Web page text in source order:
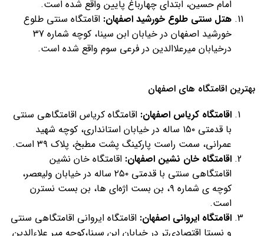
امام حسین، ابتدای چهارباغ پایین واقع شده است.
هتل سنتی طلوع خورشید اصفهان: اقامتگاه سنتی طلوع
خورشید اصفهان در خیابان ابن سینا، کوچه شماره 37
درخیابان میرعلاالدین در فرعی سوم واقع شده است.
بهترین اقامتگاه های اصفهان
اقامتگاه کریاس اصفهان: اقامتگاه کریاس اقامتگاهی سنتی
با قدمتی ۱۵۰ ساله در خیابان استانداری، کوچه شهید
عمرانی، سمت راست پارکینگ پشت مطبخ، پلاک ۳۹ است.
اقامتگاه خان نشین اصفهان: اقامتگاه خان نشین
اقامتگاهی سنتی با قدمتی ۲۵۰ ساله در خیابان ولیعصر،
کوچه ی شماره ۹، بن بست اژه‌ای ها، بن بست نسترن
است.
اقامتگاه ایروانی اصفهان: اقامتگاه ایروانی اقامتگاهی سنتی
و نسبتا اقتصادی‌تر در خیابان ابن سینا،کوچه میر علاءالدین